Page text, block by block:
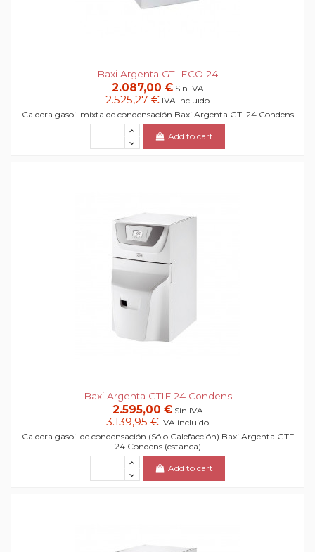
Baxi Argenta GTI ECO 24
2.087,00 € Sin IVA
2.525,27 € IVA incluido
Caldera gasoil mixta de condensación Baxi Argenta GTI 24 Condens
Add to cart
Baxi Argenta GTIF 24 Condens
2.595,00 € Sin IVA
3.139,95 € IVA incluido
Caldera gasoil de condensación (Sólo Calefacción) Baxi Argenta GTF
24 Condens (estanca)
Add to cart